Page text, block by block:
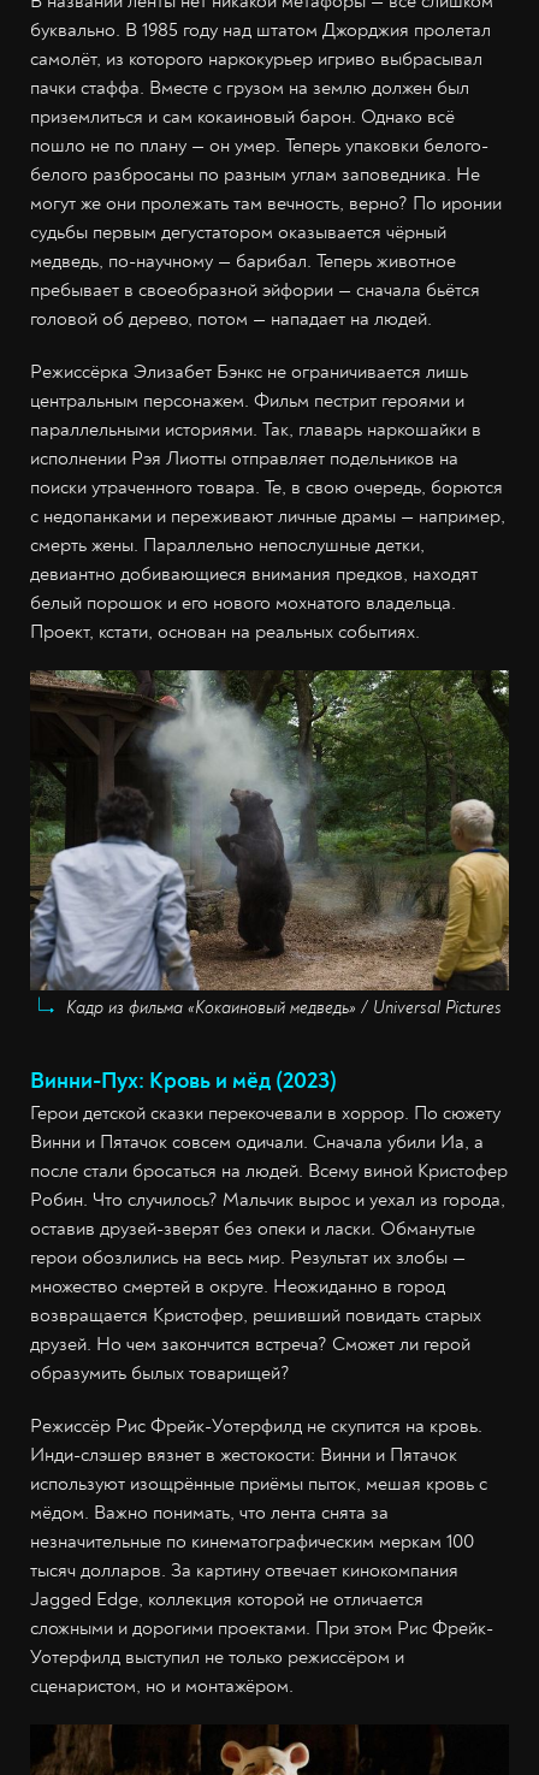
буквально. В 1985 году над штатом Джорджия пролетал
самолёт, из которого наркокурьер игриво выбрасывал
пачки стаффа. Вместе с грузом на землю должен был
приземлиться и сам кокаиновый барон. Однако всё
пошло не по плану — он умер. Теперь упаковки белого-
белого разбросаны по разным углам заповедника. Не
могут же они пролежать там вечность, верно? По иронии
судьбы первым дегустатором оказывается чёрный
медведь, по-научному — барибал. Теперь животное
пребывает в своеобразной эйфории — сначала бьётся
головой об дерево, потом — нападает на людей.
Режиссёрка Элизабет Бэнкс не ограничивается лишь
центральным персонажем. Фильм пестрит героями и
параллельными историями. Так, главарь наркошайки в
исполнении Рэя Лиотты отправляет подельников на
поиски утраченного товара. Те, в свою очередь, борются
с недопанками и переживают личные драмы — например,
смерть жены. Параллельно непослушные детки,
девиантно добивающиеся внимания предков, находят
белый порошок и его нового мохнатого владельца.
Проект, кстати, основан на реальных событиях.
Кадр из фильма «Кокаиновый медведь» / Universal Pictures
Винни-Пух: Кровь и мёд (2023)
Герои детской сказки перекочевали в хоррор. По сюжету
Винни и Пятачок совсем одичали. Сначала убили Иа, а
после стали бросаться на людей. Всему виной Кристофер
Робин. Что случилось? Мальчик вырос и уехал из города,
оставив друзей-зверят без опеки и ласки. Обманутые
герои обозлились на весь мир. Результат их злобы —
множество смертей в округе. Неожиданно в город
возвращается Кристофер, решивший повидать старых
друзей. Но чем закончится встреча? Сможет ли герой
образумить былых товарищей?
Режиссёр Рис Фрейк-Уотерфилд не скупится на кровь.
Инди-слэшер вязнет в жестокости: Винни и Пятачок
используют изощрённые приёмы пыток, мешая кровь с
мёдом. Важно понимать, что лента снята за
незначительные по кинематографическим меркам 100
тысяч долларов. За картину отвечает кинокомпания
Jagged Edge, коллекция которой не отличается
сложными и дорогими проектами. При этом Рис Фрейк-
Уотерфилд выступил не только режиссёром и
сценаристом, но и монтажёром.